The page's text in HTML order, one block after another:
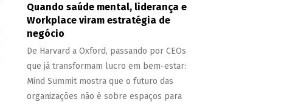
Quando saúde mental, liderança e
Workplace viram estratégia de
negócio
De Harvard a Oxford, passando por CEOs
que já transformam lucro em bem-estar:
Mind Summit mostra que o futuro das
organizações não é sobre espaços para